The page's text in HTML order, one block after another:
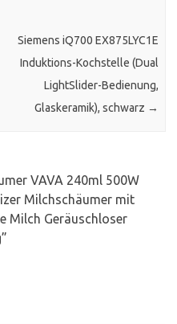
Siemens iQ700 EX875LYC1E
Induktions-Kochstelle (Dual
LightSlider-Bedienung,
Glaskeramik), schwarz →
VAVA 240ml 500W
Milchschäumer mit
Milch Geräuschloser
”